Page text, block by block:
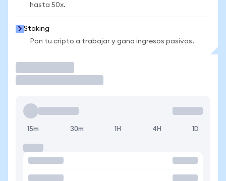
hasta 50x.
Staking
Pon tu cripto a trabajar y gana ingresos pasivos.
15m 30m 1H 4H 1D